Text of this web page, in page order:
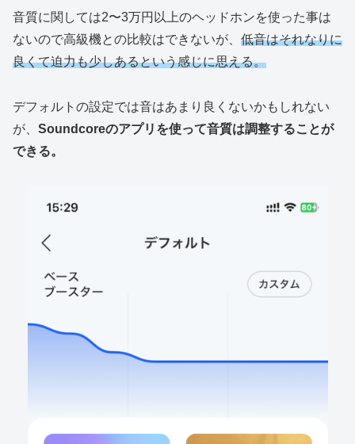
音質に関しては2〜3万円以上のヘッドホンを使った事は
ないので高級機との比較はできないが、 低音はそれなりに
良くて迫力も少しあるという感じに思える。
デフォルトの設定では音はあまり良くないかもしれない
が、 Soundcoreのアプリを使って音質は調整することが
できる。